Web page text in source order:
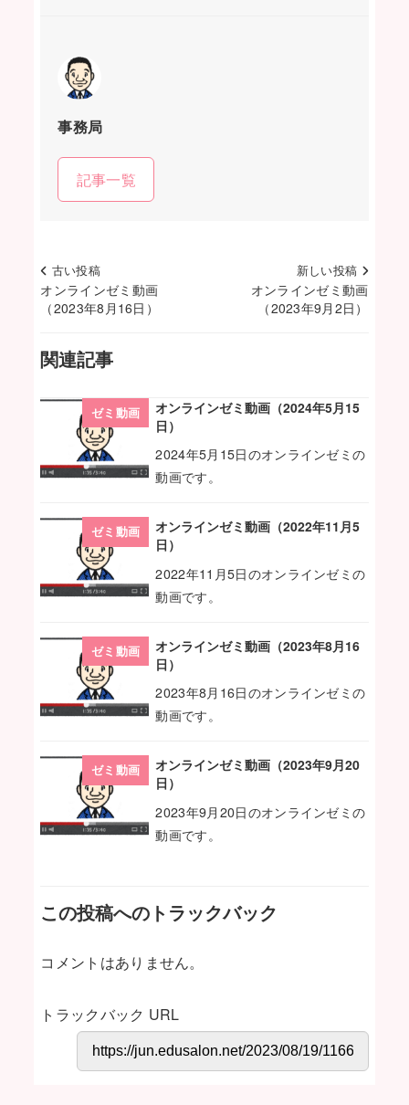
事務局
記事一覧
古い投稿
オンラインゼミ動画
（2023年8月16日）
新しい投稿
オンラインゼミ動画
（2023年9月2日）
関連記事
ゼミ動画
オンラインゼミ動画（2024年5月15
日）
2024年5月15日のオンラインゼミの
動画です。
ゼミ動画
オンラインゼミ動画（2022年11月5
日）
2022年11月5日のオンラインゼミの
動画です。
ゼミ動画
オンラインゼミ動画（2023年8月16
日）
2023年8月16日のオンラインゼミの
動画です。
ゼミ動画
オンラインゼミ動画（2023年9月20
日）
2023年9月20日のオンラインゼミの
動画です。
この投稿へのトラックバック
コメントはありません。
トラックバック URL